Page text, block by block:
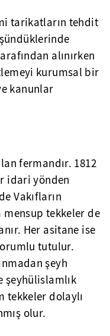
tarikatların tehdit
alınırken
kurumsal bir
kanunlar
fermandır. 1812
idari yönden
Vakıfların
tekkeler de
Her asitane ise
tutulur.
şeyh
şeyhülislamlık
tekkeler dolaylı
olur.